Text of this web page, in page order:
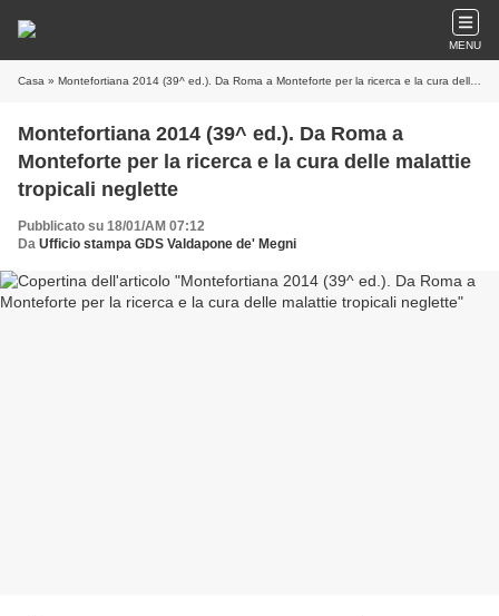
MENU
Casa » Montefortiana 2014 (39^ ed.). Da Roma a Monteforte per la ricerca e la cura delle malattie tropicali neglette
Montefortiana 2014 (39^ ed.). Da Roma a
Monteforte per la ricerca e la cura delle malattie
tropicali neglette
Pubblicato su 18/01/AM 07:12
Da Ufficio stampa GDS Valdapone de' Megni